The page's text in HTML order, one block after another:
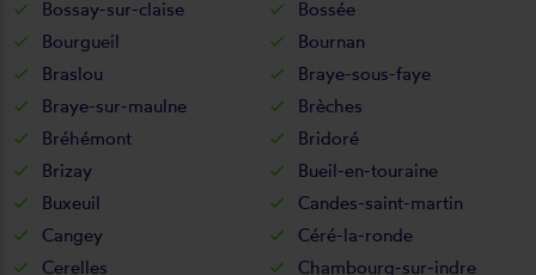
Bossay-sur-claise
Bossée
Bourgueil
Bournan
Braslou
Braye-sous-faye
Braye-sur-maulne
Brèches
Bréhémont
Bridoré
Brizay
Bueil-en-touraine
Buxeuil
Candes-saint-martin
Cangey
Céré-la-ronde
Cerelles
Chambourg-sur-indre